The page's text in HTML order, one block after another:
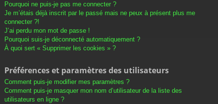
Pourquoi ne puis-je pas me connecter ?
Je m’étais déjà inscrit par le passé mais ne peux à présent plus me
connecter ?!
J’ai perdu mon mot de passe !
Pourquoi suis-je déconnecté automatiquement ?
À quoi sert « Supprimer les cookies » ?
Préférences et paramètres des utilisateurs
Comment puis-je modifier mes paramètres ?
Comment puis-je masquer mon nom d’utilisateur de la liste des
utilisateurs en ligne ?